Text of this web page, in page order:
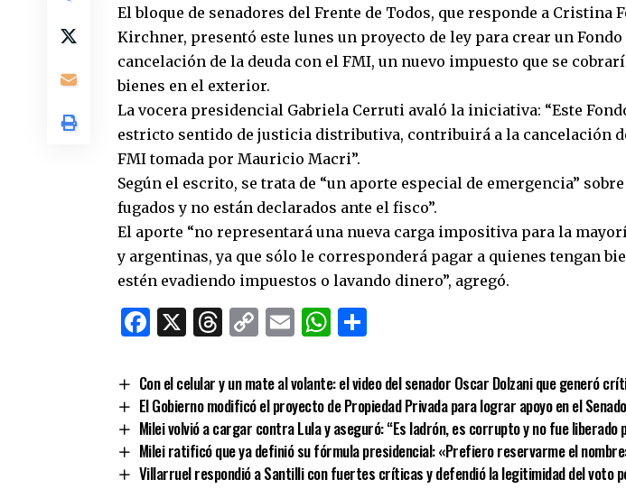
El bloque de senadores del Frente de Todos, que responde a Cristina
Kirchner, presentó este lunes un proyecto de ley para crear un
cancelación de la deuda con el FMI, un nuevo impuesto que se
bienes en el exterior.
La vocera presidencial Gabriela Cerruti avaló la iniciativa: “Este
estricto sentido de justicia distributiva, contribuirá a la cancelación
FMI tomada por Mauricio Macri”.
Según el escrito, se trata de “un aporte especial de emergencia”
fugados y no están declarados ante el fisco”.
El aporte “no representará una nueva carga impositiva para la
y argentinas, ya que sólo le corresponderá pagar a quienes tengan
estén evadiendo impuestos o lavando dinero”, agregó.
Facebook
X Threads
CopyEmailWhatsApp
Con el celular y un mate al volante: el video del senador Oscar Dolzani que generó
El Gobierno modificó el proyecto de Propiedad Privada para lograr apoyo en el Senado
Milei volvió a cargar contra Lula y aseguró: “Es ladrón, es corrupto y no fue liberado
Milei ratificó que ya definió su fórmula presidencial: «Prefiero reservarme el
Villarruel respondió a Santilli con fuertes críticas y defendió la legitimidad del voto